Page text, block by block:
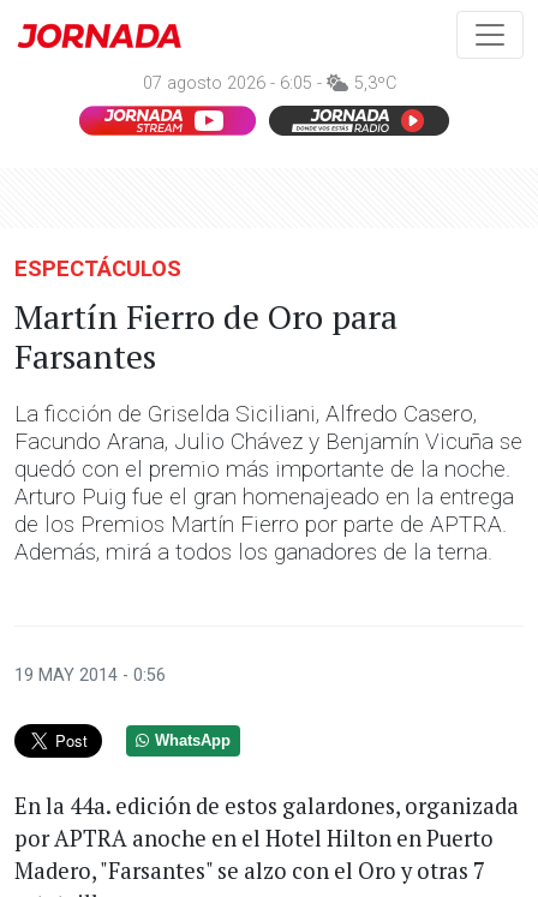
07 agosto 2026 - 6:05 - 5,3ºC
ESPECTÁCULOS
Martín Fierro de Oro para
Farsantes
La ficción de Griselda Siciliani, Alfredo Casero,
Facundo Arana, Julio Chávez y Benjamín Vicuña se
quedó con el premio más importante de la noche.
Arturo Puig fue el gran homenajeado en la entrega
de los Premios Martín Fierro por parte de APTRA.
Además, mirá a todos los ganadores de la terna.
19 MAY 2014 - 0:56
WhatsApp
En la 44a. edición de estos galardones, organizada
por APTRA anoche en el Hotel Hilton en Puerto
Madero, "Farsantes" se alzo con el Oro y otras 7